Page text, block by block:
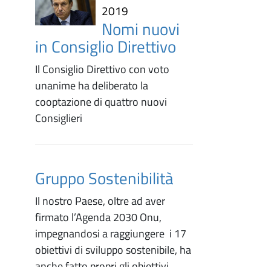
2019
Nomi nuovi
in Consiglio Direttivo
Il Consiglio Direttivo con voto
unanime ha deliberato la
cooptazione di quattro nuovi
Consiglieri
Gruppo Sostenibilità
Il nostro Paese, oltre ad aver
firmato l’Agenda 2030 Onu,
impegnandosi a raggiungere i 17
obiettivi di sviluppo sostenibile, ha